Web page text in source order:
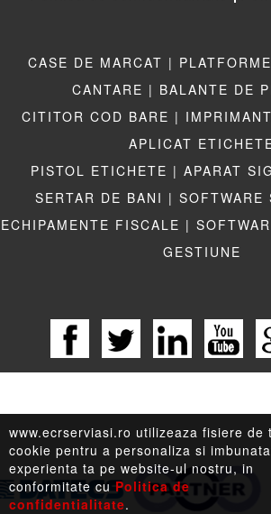
CASE DE MARCAT |
CANTARE | BALANTE DE
CITITOR COD BARE |
APLICAT
PISTOL ETICHETE | APARAT
SERTAR DE BANI | SOFTWARE
ECHIPAMENTE FISCALE |
GESTIUNE
LEGISLATIE | TERMENI LEGALI |
www.ecrserviasi.ro utilizeaza fisiere de
cookie pentru a personaliza si
experienta ta pe website-ul nostru, in
conformitate cuPolitica de
confidentialitate.